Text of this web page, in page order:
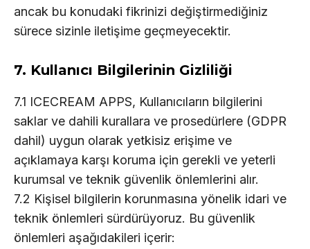
ancak bu konudaki fikrinizi değiştirmediğiniz
sürece sizinle iletişime geçmeyecektir.
7. Kullanıcı Bilgilerinin Gizliliği
7.1 ICECREAM APPS, Kullanıcıların bilgilerini
saklar ve dahili kurallara ve prosedürlere (GDPR
dahil) uygun olarak yetkisiz erişime ve
açıklamaya karşı koruma için gerekli ve yeterli
kurumsal ve teknik güvenlik önlemlerini alır.
7.2 Kişisel bilgilerin korunmasına yönelik idari ve
teknik önlemleri sürdürüyoruz. Bu güvenlik
önlemleri aşağıdakileri içerir: